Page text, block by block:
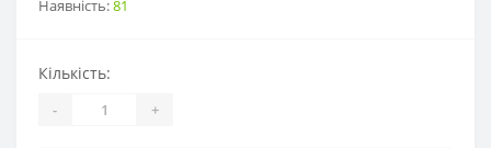
Наявність:81
Кількість:
- +